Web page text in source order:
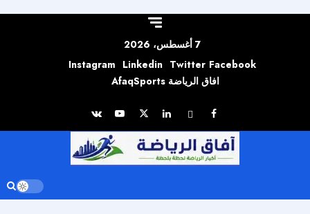
7 أغسطس، 2026
Facebook
Twitter
Linkedin
Instagram
افاق الرياضة AfaqSports